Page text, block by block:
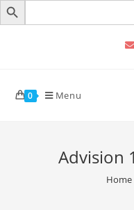
0 Menu
Advision
Home